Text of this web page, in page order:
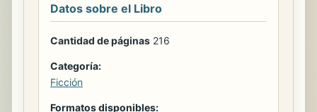
Datos sobre el Libro
Cantidad de páginas 216
Categoría:
Ficción
Formatos disponibles: